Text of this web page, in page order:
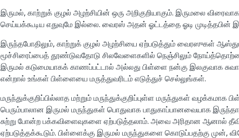
இருமல், காற்றுக் குழல் அழற்சியின் ஒரு அறிகுறியாகும். இருமலை
செய்யக்கூடிய எதுவுமே இல்லை. வைரஸ் அதன் ஓட்டத்தை ஓடி முடித்தபின்
இருந்தபோதிலும், காற்றுக் குழல் அழற்சியை ஏற்படுத்தும் வைரஸுகள்
மூச்சிரைப்பைத் தூண்டுவதோடு சிலவேளைகளில் நெஞ்சிலும்
இருமல் கடுமையாகக் காணப்பட்டால் அல்லது பிள்ளை நன்கு இலகுவாக
என்றால் உங்கள் பிள்ளையை மருத்துவரிடம் எடுத்துச் செல்லுங்கள்.
மருந்துக்குறிப்பில்லாத மற்றும் மருந்துக்குறிப்புள்ள மருந்துகள் வழக்கமாக
பெரும்பாலான இருமல் மருந்துகள் பொதுவாக பாதுகாப்பானவையாக
சுற்று போன்ற பக்கவிளைவுகளை ஏற்படுத்தலாம். அவை அரிதான ஆனால்
ஏற்படுத்தக்கூடும். பிள்ளைக்கு இருமல் மருந்துகளை கொடுப்பதற்கு முன்,